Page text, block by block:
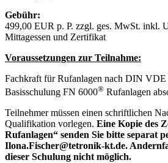
Gebühr:
499,00 EUR p. P. zzgl. ges. MwSt. inkl.
Mittagessen und Zertifikat
Voraussetzungen zur Teilnahme:
Fachkraft für Rufanlagen nach DIN
Basisschulung FN 6000® Rufanlagen
Teilnehmer müssen einen schriftlichen
Qualifikation vorlegen. Eine Kopie des
Rufanlagen“ senden Sie bitte separat
Ilona.Fischer@tetronik-kt.de.
dieser Schulung nicht möglich.